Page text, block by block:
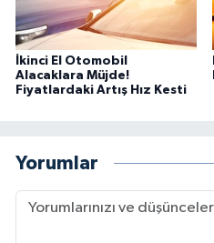
İkinci El Otomobil
Alacaklara Müjde!
Fiyatlardaki Artış Hız Kesti
Yorumlar